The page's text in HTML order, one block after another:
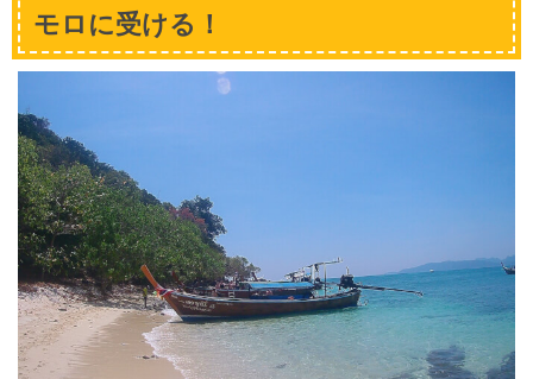
モロに受ける！